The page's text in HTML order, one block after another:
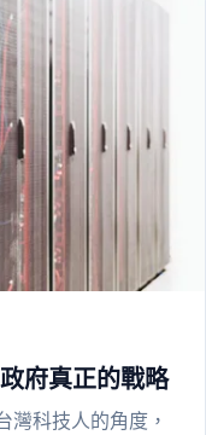
府真正的戰略
灣科技人的角度，